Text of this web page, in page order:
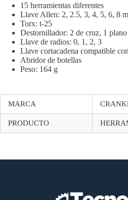
15 herramientas diferentes
Llave Allen: 2, 2.5, 3, 4, 5, 6, 8
Torx: t-25
Destornillador: 2 de cruz, 1 plano
Llave de radios: 0, 1, 2, 3
Llave cortacadena compatible
Abridor de botellas
Peso: 164 g
MARCA
PRODUCTO